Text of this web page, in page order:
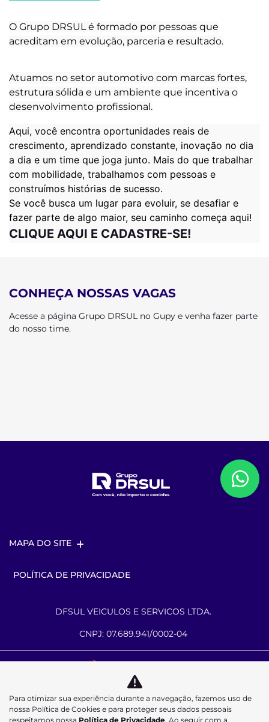
O Grupo DRSUL é formado por pessoas que
acreditam em evolução, parceria e resultado.
Atuamos no setor automotivo com marcas fortes,
estrutura sólida e um ambiente que incentiva o
desenvolvimento profissional.
Aqui, você encontra oportunidades reais de
crescimento, aprendizado constante, inovação no dia
a dia e um time que joga junto. Mais do que trabalhar
com mobilidade, trabalhamos com pessoas e
construímos histórias de sucesso.
Se você busca um lugar para evoluir, se desafiar e
fazer parte de algo maior, seu caminho começa aqui!
CLIQUE AQUI E CADASTRE-SE!
CONHEÇA NOSSAS VAGAS
Acesse a página Grupo DRSUL no Gupy e venha fazer parte
do nosso time.
MAPA DO SITE
POLÍTICA DE PRIVACIDADE
DFSUL VEICULOS E SERVICOS LTDA.
CNPJ: 07.689.941/0002-04
Desacelere. Seu bem maior é a vida.
Para otimizar sua experiência durante a navegação, fazemos uso de
nossa Política de Cookies e para proteger seus dados pessoais
respeitamos nossa Política de Privacidade. Ao seguir com a